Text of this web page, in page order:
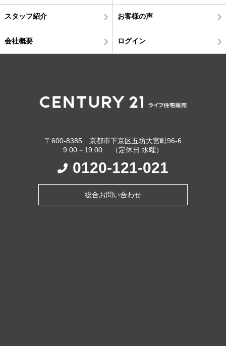
スタッフ紹介 お客様の声
会社概要 ログイン
〒600-8385 京都市下京区五坊大宮町96-6
9:00～19:00 （定休日:水曜）
0120-121-021
総合お問い合わせ